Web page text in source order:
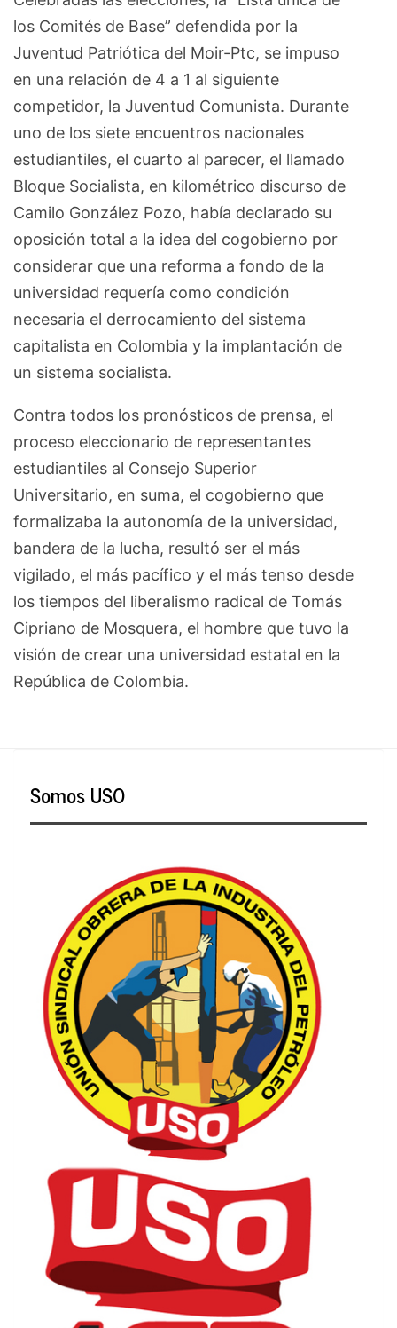
los Comités de Base” defendida por la
Juventud Patriótica del Moir-Ptc, se impuso
en una relación de 4 a 1 al siguiente
competidor, la Juventud Comunista. Durante
uno de los siete encuentros nacionales
estudiantiles, el cuarto al parecer, el llamado
Bloque Socialista, en kilométrico discurso de
Camilo González Pozo, había declarado su
oposición total a la idea del cogobierno por
considerar que una reforma a fondo de la
universidad requería como condición
necesaria el derrocamiento del sistema
capitalista en Colombia y la implantación de
un sistema socialista.
Contra todos los pronósticos de prensa, el
proceso eleccionario de representantes
estudiantiles al Consejo Superior
Universitario, en suma, el cogobierno que
formalizaba la autonomía de la universidad,
bandera de la lucha, resultó ser el más
vigilado, el más pacífico y el más tenso desde
los tiempos del liberalismo radical de Tomás
Cipriano de Mosquera, el hombre que tuvo la
visión de crear una universidad estatal en la
República de Colombia.
Somos USO